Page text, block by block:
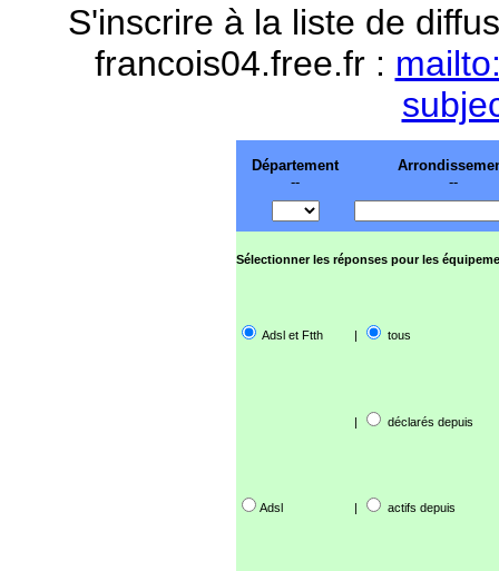
S'inscrire à la liste de
francois04.free.fr :
Département
--
--
Sélectionner les réponses pour les
Adsl et Ftth | tous
| déclarés depuis
Adsl | actifs depuis